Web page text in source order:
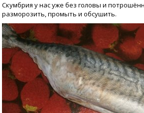
Скумбрия у нас уже без головы и
разморозить, промыть и обсушить.